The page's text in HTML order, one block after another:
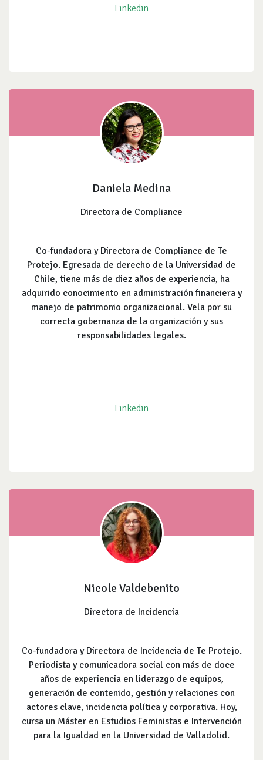
Linkedin
Daniela Medina
Directora de Compliance
Co-fundadora y Directora de Compliance de Te
Protejo. Egresada de derecho de la Universidad de
Chile, tiene más de diez años de experiencia, ha
adquirido conocimiento en administración financiera y
manejo de patrimonio organizacional. Vela por su
correcta gobernanza de la organización y sus
responsabilidades legales.
Linkedin
Nicole Valdebenito
Directora de Incidencia
Co-fundadora y Directora de Incidencia de Te Protejo.
Periodista y comunicadora social con más de doce
años de experiencia en liderazgo de equipos,
generación de contenido, gestión y relaciones con
actores clave, incidencia política y corporativa. Hoy,
cursa un Máster en Estudios Feministas e Intervención
para la Igualdad en la Universidad de Valladolid.